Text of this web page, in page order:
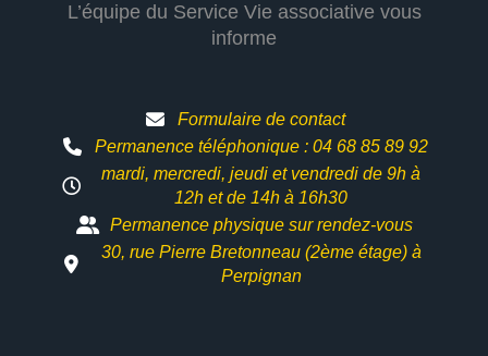
L’équipe du Service Vie associative vous
informe
Formulaire de contact
Permanence téléphonique : 04 68 85 89 92
mardi, mercredi, jeudi et vendredi de 9h à
12h etde 14h à 16h30
Permanence physique sur rendez-vous
30, rue Pierre Bretonneau (2ème étage) à
Perpignan